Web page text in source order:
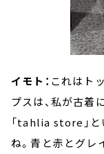
イモト： これはト
プスは、私が古着
「tahlia store」
ね。青と赤とグレ